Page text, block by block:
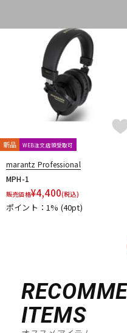
新品 WEB注文店頭受取可
marantz Professional
MPH-1
販売価格¥4,400(税込)
ポイント：1% (40pt)
ITEMS